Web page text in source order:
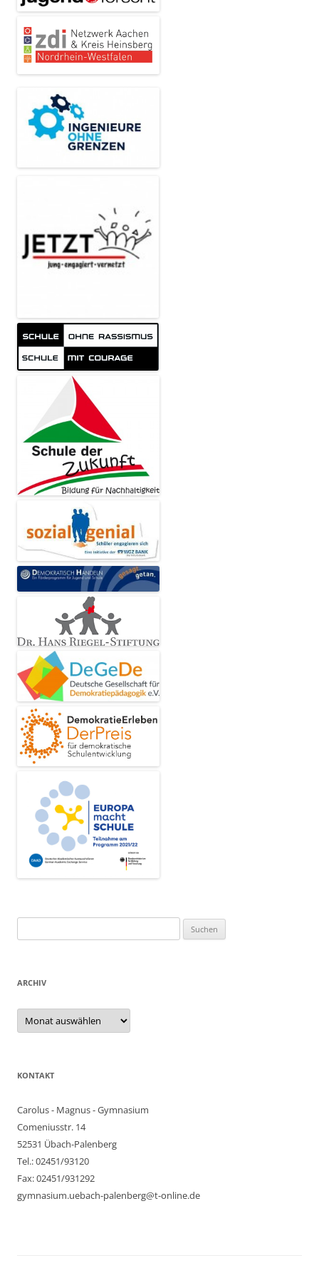
nach:
ARCHIV
Archiv
KONTAKT
Carolus - Magnus - Gymnasium
Comeniusstr. 14
52531 Übach-Palenberg
Tel.: 02451/93120
Fax: 02451/931292
gymnasium.uebach-palenberg@t-online.de